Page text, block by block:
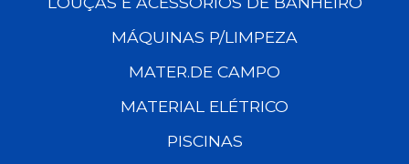
MÁQUINAS P/LIMPEZA
MATER.DE CAMPO
MATERIAL ELÉTRICO
PISCINAS